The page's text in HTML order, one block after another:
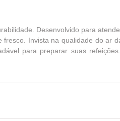
Desenvolvido para
Invista na qualidade do ar
para preparar suas